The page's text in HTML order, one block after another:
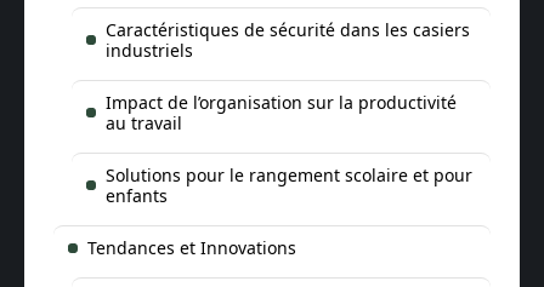
Caractéristiques de sécurité dans les casiers
industriels
Impact de l’organisation sur la productivité
au travail
Solutions pour le rangement scolaire et pour
enfants
Tendances et Innovations